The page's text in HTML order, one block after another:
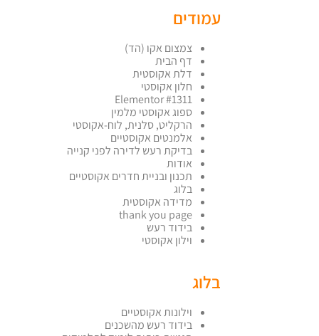
עמודים
צמצום אקו (הד)
דף הבית
דלת אקוסטית
חלון אקוסטי
Elementor #1311
ספוג אקוסטי מלמין
הרקליט, סלנית, לוח-אקוסטי
אלמנטים אקוסטיים
בדיקת רעש לדירה לפני קנייה
אודות
תכנון ובניית חדרים אקוסטיים
בלוג
מדידה אקוסטית
thank you page
בידוד רעש
וילון אקוסטי
בלוג
וילונות אקוסטיים
בידוד רעש מהשכנים